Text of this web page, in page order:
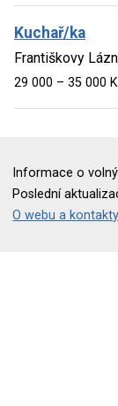
Kuchař/ka
Františkovy
29 000 – 35 000
Informace o
Poslední
O webu a kontakty